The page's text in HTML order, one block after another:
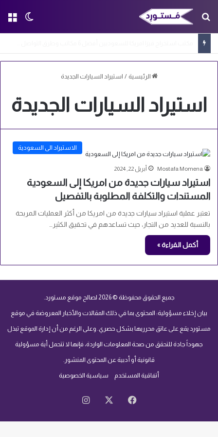
الوضع بحث عن
الرئيسية / استيراد السيارات الجديدة
استيراد السيارات الجديدة
الاستيراد الى السعودية
Mostafa Momena أبريل 22, 2024
استيراد سيارات جديدة من امريكا إلى السعودية
المستندات والتكلفة المطلوبة بالتفصيل
تعتبر عملية استيراد سيارات جديدة من امريكا من أكثر العمليات المربحة
بالنسبة للعديد من التجار، حيث تساعدهم في تحقيق الكثير…
أكمل القراءة »
جميع الحقوق محفوظة © 2026 لصالح موقع مستورد.
بيان إخلاء مسؤولية: المحتوى بما في ذلك المقالات والأخبار المعروضة في موقع
مستورد يقع على عاتق محرريها بشكل حصري. وعلى الرغم من أن إدارة الموقع تبذل
جهوداً جادة للتحقق من صحة المعلومات الواردة، فإنها لا تتحمل أية مسؤولية
قانونية أو أدبية عن المحتوى المنشور.
أتفاقية المستخدم سياسية الخصوصية
فيسبوك